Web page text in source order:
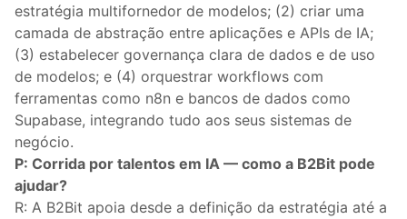
estratégia multifornedor de modelos; (2) criar uma
camada de abstração entre aplicações e APIs de IA;
(3) estabelecer governança clara de dados e de uso
de modelos; e (4) orquestrar workflows com
ferramentas como n8n e bancos de dados como
Supabase, integrando tudo aos seus sistemas de
negócio.
P: Corrida por talentos em IA — como a B2Bit pode
ajudar?
R: A B2Bit apoia desde a definição da estratégia até a